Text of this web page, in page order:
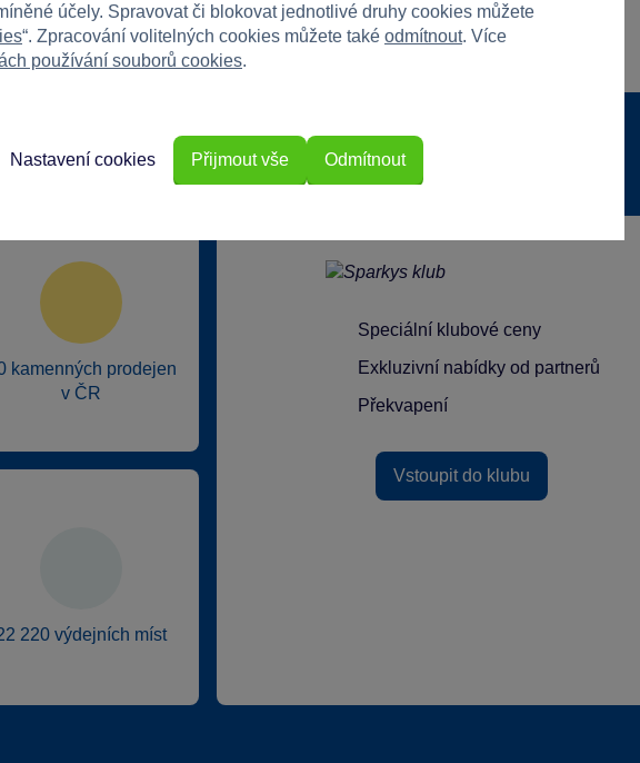
kamenných prodejen
v ČR
220 výdejních míst
Speciální klubové ceny
Exkluzivní nabídky od partnerů
Překvapení
Vstoupit do klubu
účely. Spravovat či blokovat jednotlivé druhy cookies můžete
“. Zpracování volitelných cookies můžete také odmítnout. Více
používání souborů cookies.
Odmítnout
Nastavení cookies Přijmout vše